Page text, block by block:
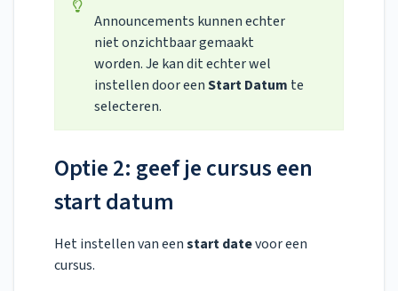
Announcements kunnen echter
niet onzichtbaar gemaakt
worden. Je kan dit echter wel
instellen door eenStart Datum te
selecteren.
Optie 2: geef je cursus een
start datum
Het instellen van eenstart datevoor een
cursus.